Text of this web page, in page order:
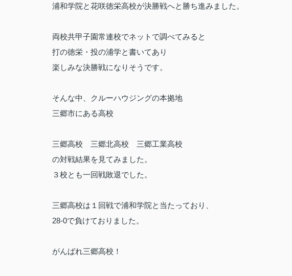
浦和学院と花咲徳栄高校が決勝戦へと勝ち進みました。
両校共甲子園常連校でネットで調べてみると
打の徳栄・投の浦学と書いてあり
楽しみな決勝戦になりそうです。
そんな中、クルーハウジングの本拠地
三郷市にある高校
三郷高校 三郷北高校 三郷工業高校
の対戦結果を見てみました。
３校とも一回戦敗退でした。
三郷高校は１回戦で浦和学院と当たっており、
28-0で負けておりました。
がんばれ三郷高校！